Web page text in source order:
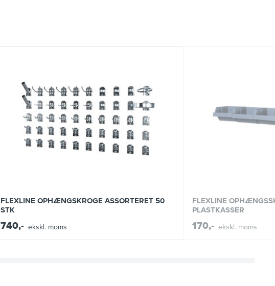
FLEXLINE OPHÆNGSKROGE ASSORTERET 50
STK
740,- ekskl. moms
FLEXLINE
PLASTKASSER
170,- ekskl. moms